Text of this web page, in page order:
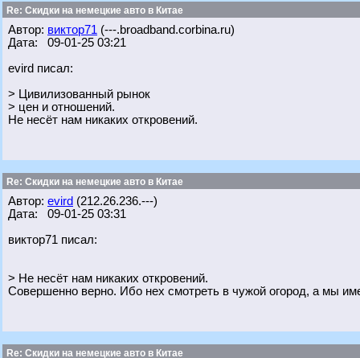
Re: Скидки на немецкие авто в Китае
Автор: виктор71 (---.broadband.corbina.ru)
Дата: 09-01-25 03:21
evird писал:
> Цивилизованный рынок
> цен и отношений.
Не несёт нам никаких откровений.
Re: Скидки на немецкие авто в Китае
Автор: evird (212.26.236.---)
Дата: 09-01-25 03:31
виктор71 писал:
> Не несёт нам никаких откровений.
Совершенно верно. Ибо нех смотреть в чужой огород, а мы
Re: Скидки на немецкие авто в Китае